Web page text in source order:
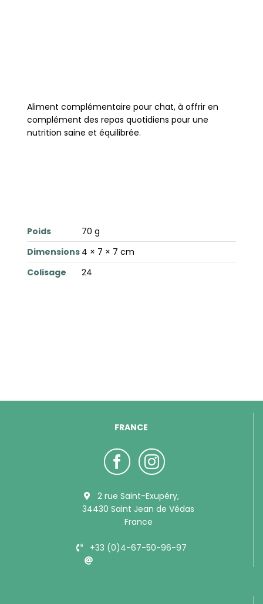
Aliment complémentaire pour chat, à offrir en
complément des repas quotidiens pour une
nutrition saine et équilibrée.
Poids
70 g
Dimensions 4 × 7 × 7 cm
Colisage
24
FRANCE
2 rue Saint-Exupéry,
34430 Saint Jean de Védas
France
+33 (0)4-67-50-96-97